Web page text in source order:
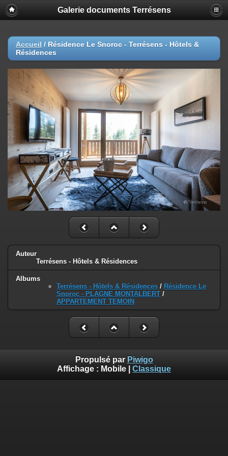
Galerie documents Terrésens
Accueil / Résidence Le Snoroc - Terrésens - Hôtels &
Résidences
Auteur
Terrésens - Hôtels & Résidences
Albums
Terrésens - Hôtels & Résidences / Résidence Le
Snoroc - PLAGNE MONTALBERT /
APPARTEMENT TEMOIN
Propulsé par Piwigo
Affichage : Mobile Classique